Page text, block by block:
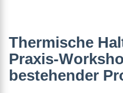
Thermische
Praxis-
bestehender